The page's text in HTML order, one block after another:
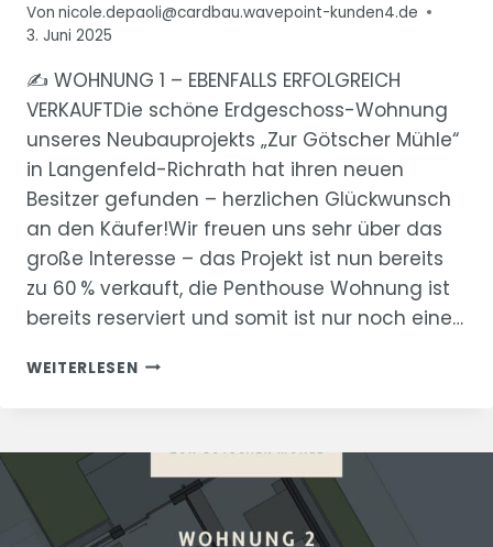
Von nicole.depaoli@cardbau.wavepoint-kunden4.de
3. Juni 2025
✍ WOHNUNG 1 – EBENFALLS ERFOLGREICH
VERKAUFTDie schöne Erdgeschoss-Wohnung
unseres Neubauprojekts „Zur Götscher Mühle“
in Langenfeld-Richrath hat ihren neuen
Besitzer gefunden – herzlichen Glückwunsch
an den Käufer!Wir freuen uns sehr über das
große Interesse – das Projekt ist nun bereits
zu 60 % verkauft, die Penthouse Wohnung ist
bereits reserviert und somit ist nur noch eine…
WEITERLESEN“ZUR
1
VERKAUFT